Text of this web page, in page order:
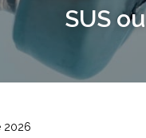
SUS
2026